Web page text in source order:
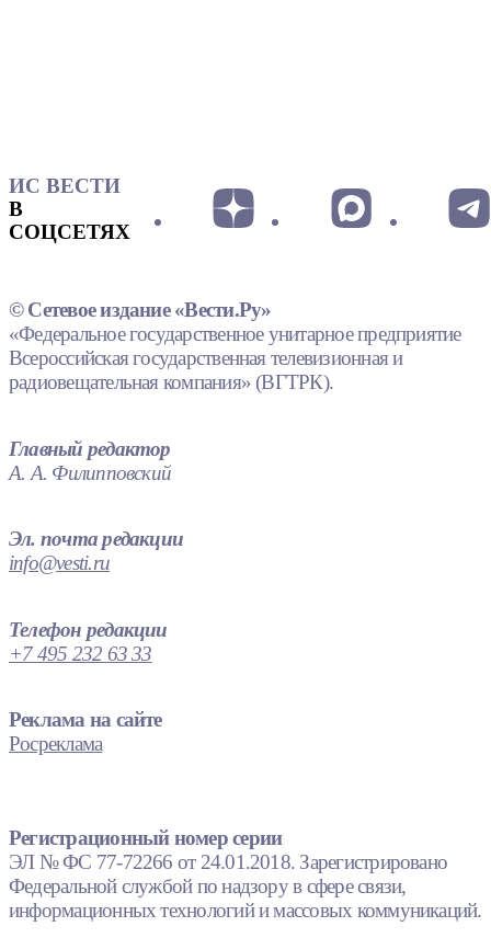
ИС ВЕСТИ
В
СОЦСЕТЯХ
© Сетевое издание «Вести.Ру»
«Федеральное государственное унитарное предприятие
Всероссийская государственная телевизионная и
радиовещательная компания» (ВГТРК).
Главный редактор
А. А. Филипповский
Эл. почта редакции
info@vesti.ru
Телефон редакции
+7 495 232 63 33
Реклама на сайте
Росреклама
Регистрационный номер серии
ЭЛ № ФС 77-72266 от 24.01.2018. Зарегистрировано
Федеральной службой по надзору в сфере связи,
информационных технологий и массовых коммуникаций.